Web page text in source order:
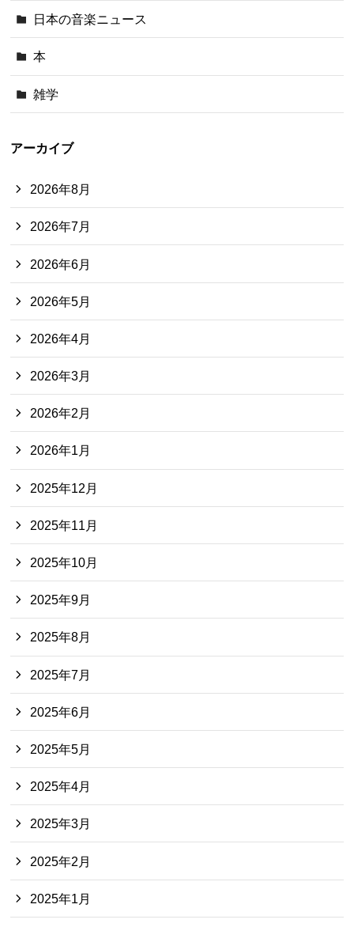
日本の音楽ニュース
本
雑学
アーカイブ
2026年8月
2026年7月
2026年6月
2026年5月
2026年4月
2026年3月
2026年2月
2026年1月
2025年12月
2025年11月
2025年10月
2025年9月
2025年8月
2025年7月
2025年6月
2025年5月
2025年4月
2025年3月
2025年2月
2025年1月